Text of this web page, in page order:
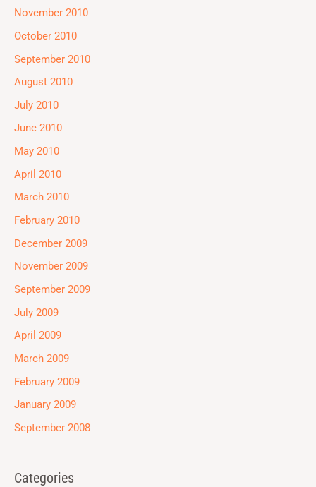
November 2010
October 2010
September 2010
August 2010
July 2010
June 2010
May 2010
April 2010
March 2010
February 2010
December 2009
November 2009
September 2009
July 2009
April 2009
March 2009
February 2009
January 2009
September 2008
Categories